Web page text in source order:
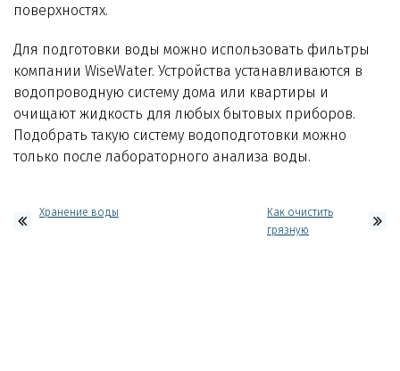
поверхностях.
Для подготовки воды можно использовать фильтры
компании WiseWater. Устройства устанавливаются в
водопроводную систему дома или квартиры и
очищают жидкость для любых бытовых приборов.
Подобрать такую систему водоподготовки можно
только после лабораторного анализа воды.
Хранение воды
Как очистить
грязную